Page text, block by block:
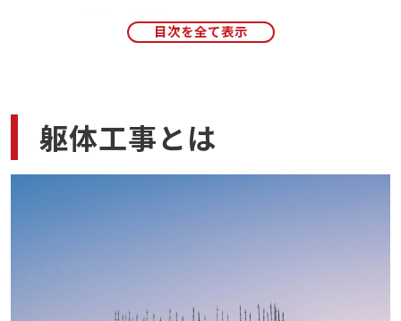
躯体工事の知識が活かせる仕事
CADオペレーター
建設機械オペレーター
躯体工事の知識が必要になる資格
図面を読み解く力を養う
躯体工事とは